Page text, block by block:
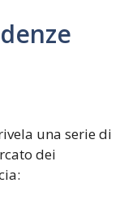
una serie di
dei